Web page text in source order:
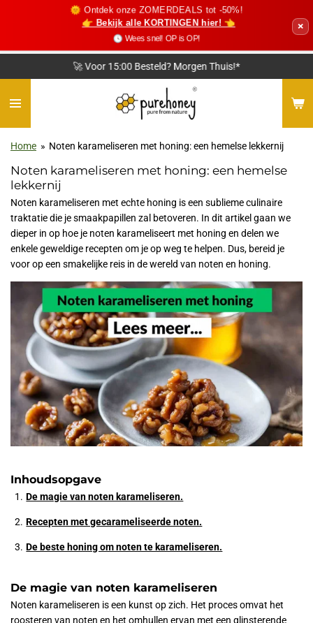
🌞 Ontdek onze ZOMERDEALS tot -50%!
👉 Bekijk alle KORTINGEN hier! 👈
🕓 Wees snel! OP is OP!
×
❤️ Vriendelijke Klantenservice
Home » Noten karameliseren met honing: een hemelse lekkernij
Noten karameliseren met honing: een hemelse
lekkernij
Noten karameliseren met echte honing is een sublieme culinaire
traktatie die je smaakpapillen zal betoveren. In dit artikel gaan we
dieper in op hoe je noten karameliseert met honing en delen we
enkele geweldige recepten om je op weg te helpen. Dus, bereid je
voor op een smakelijke reis in de wereld van noten en honing.
Inhoudsopgave
De magie van noten karameliseren.
Recepten met gecarameliseerde noten.
De beste honing om noten te karameliseren.
De magie van noten karameliseren
Noten karameliseren is een kunst op zich. Het proces omvat het
roosteren van noten en het omhullen ervan met een glinsterende